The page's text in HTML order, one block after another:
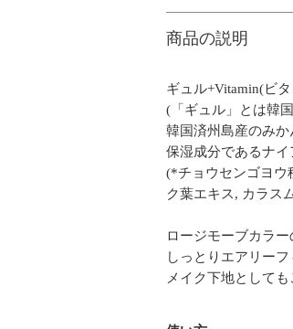
商品の説明
ギュル+Vitamin(ビ
(「ギュル」とは韓
韓国済州島産のみ
保湿成分であるナ
(*チョウセンゴヨウ
ク葉エキス, カラス
ロージモーブカラ
しっとりエアリー
メイク下地としても